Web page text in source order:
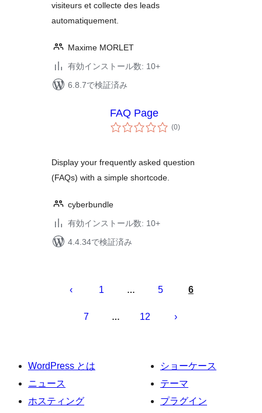
visiteurs et collecte des leads
automatiquement.
Maxime MORLET
有効インストール数: 10+
6.8.7で検証済み
FAQ Page
(0個
の)
Display your frequently asked question
(FAQs) with a simple shortcode.
cyberbundle
有効インストール数: 10+
4.4.34で検証済み
送
り
1 … 5 6
7 … 12
WordPress とは
ニュース
ホスティング
ショーケース
テーマ
プラグイン